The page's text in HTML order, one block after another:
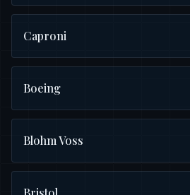
Caproni
Boeing
Blohm Voss